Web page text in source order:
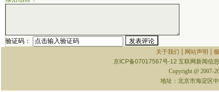
验证码：
关于我们 | 网站声明 |
京ICP备07017567号-12 互联网新闻信
Copyright @ 2007-
地址：北京市海淀区